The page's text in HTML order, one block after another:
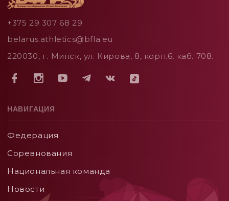
+375 29 307 68 29
belarus.athletics@bfla.eu
220030, г. Минск, ул. Кирова, 8, корп.6, каб. 708.
НАВИГАЦИЯ
Федерация
Соревнования
Национальная команда
Новости